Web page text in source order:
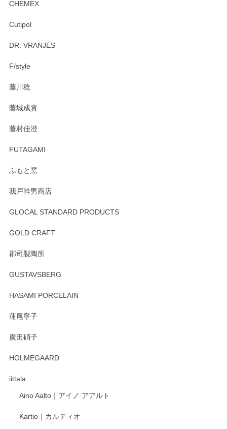
CHEMEX
Cutipol
DR. VRANJES
F/style
藤川稔
藤城成貴
藤村佳澄
FUTAGAMI
ふもと窯
我戸幹男商店
GLOCAL STANDARD PRODUCTS
GOLD CRAFT
郡司製陶所
GUSTAVSBERG
HASAMI PORCELAIN
蓮尾寧子
廣田硝子
HOLMEGAARD
iittala
Aino Aalto｜アイノ アアルト
Kartio｜カルティオ